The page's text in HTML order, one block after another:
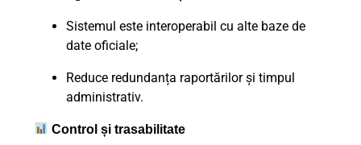
Sistemul este interoperabil cu alte baze de
date oficiale;
Reduce redundanța raportărilor și timpul
administrativ.
Control și trasabilitate